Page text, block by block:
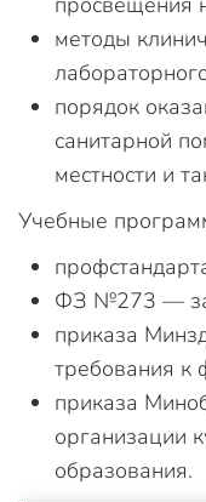
методы
порядок
санитарной
местности и
Учебные
ФЗ №273 —
приказа
требования
приказа
организации
образования.